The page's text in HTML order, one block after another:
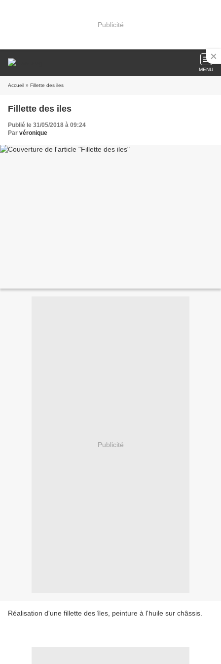
Publicité
MENU
Accueil » Fillette des iles
Fillette des iles
Publié le 31/05/2018 à 09:24
Par véronique
Publicité
Réalisation d'une fillette des îles, peinture à l'huile sur châssis.